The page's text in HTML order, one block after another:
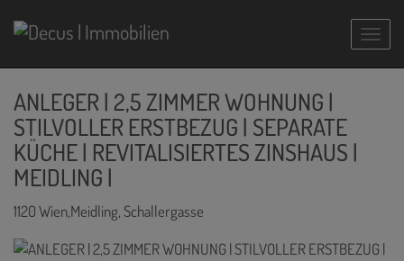
ANLEGER | 2,5 ZIMMER WOHNUNG |
STILVOLLER ERSTBEZUG | SEPARATE
KÜCHE | REVITALISIERTES ZINSHAUS |
MEIDLING |
1120 Wien,Meidling, Schallergasse